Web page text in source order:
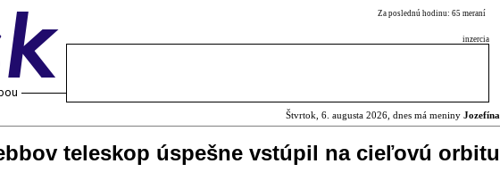
Za poslednú hodinu: 65 meraní
inzercia
Štvrtok, 6. augusta 2026, dnes má meniny Jozefína
teleskop úspešne vstúpil na cieľovú orbitu